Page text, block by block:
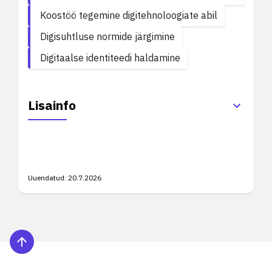
Koostöö tegemine digitehnoloogiate abil
Digisuhtluse normide järgimine
Digitaalse identiteedi haldamine
Lisainfo
Uuendatud: 20.7.2026